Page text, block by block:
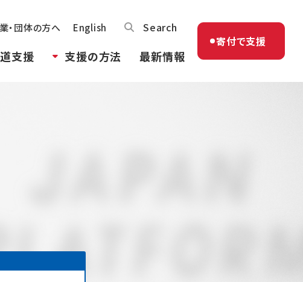
・団体の方へ English Search
支援 支援の方法 最新情報
寄付で支援